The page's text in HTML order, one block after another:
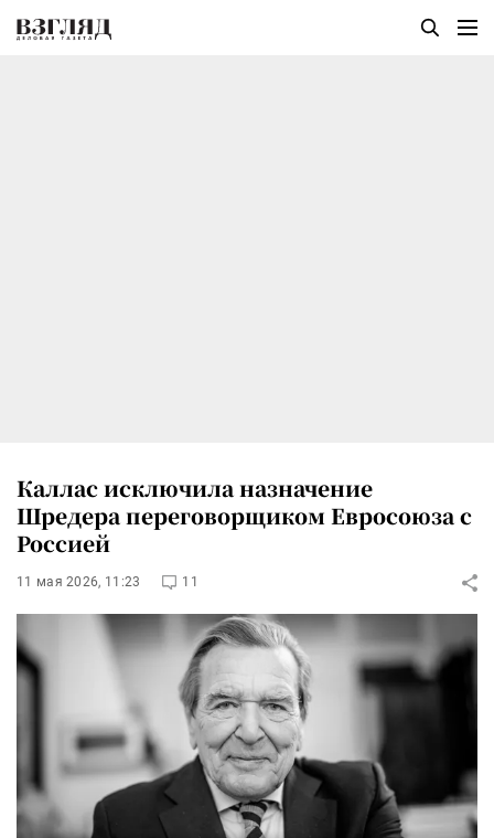
Каллас исключила назначение
Шредера переговорщиком Евросоюза с
Россией
11 мая 2026, 11:23 11